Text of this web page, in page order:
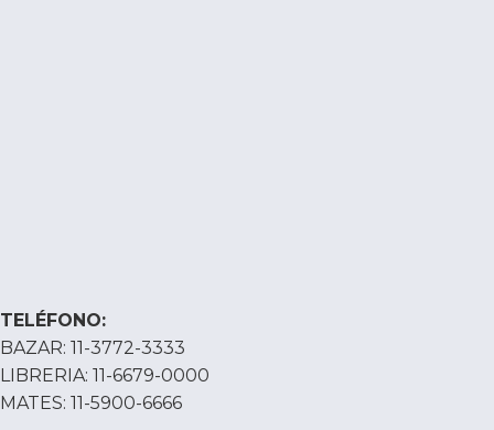
TELÉFONO:
BAZAR: 11-3772-3333
LIBRERIA: 11-6679-0000
MATES: 11-5900-6666